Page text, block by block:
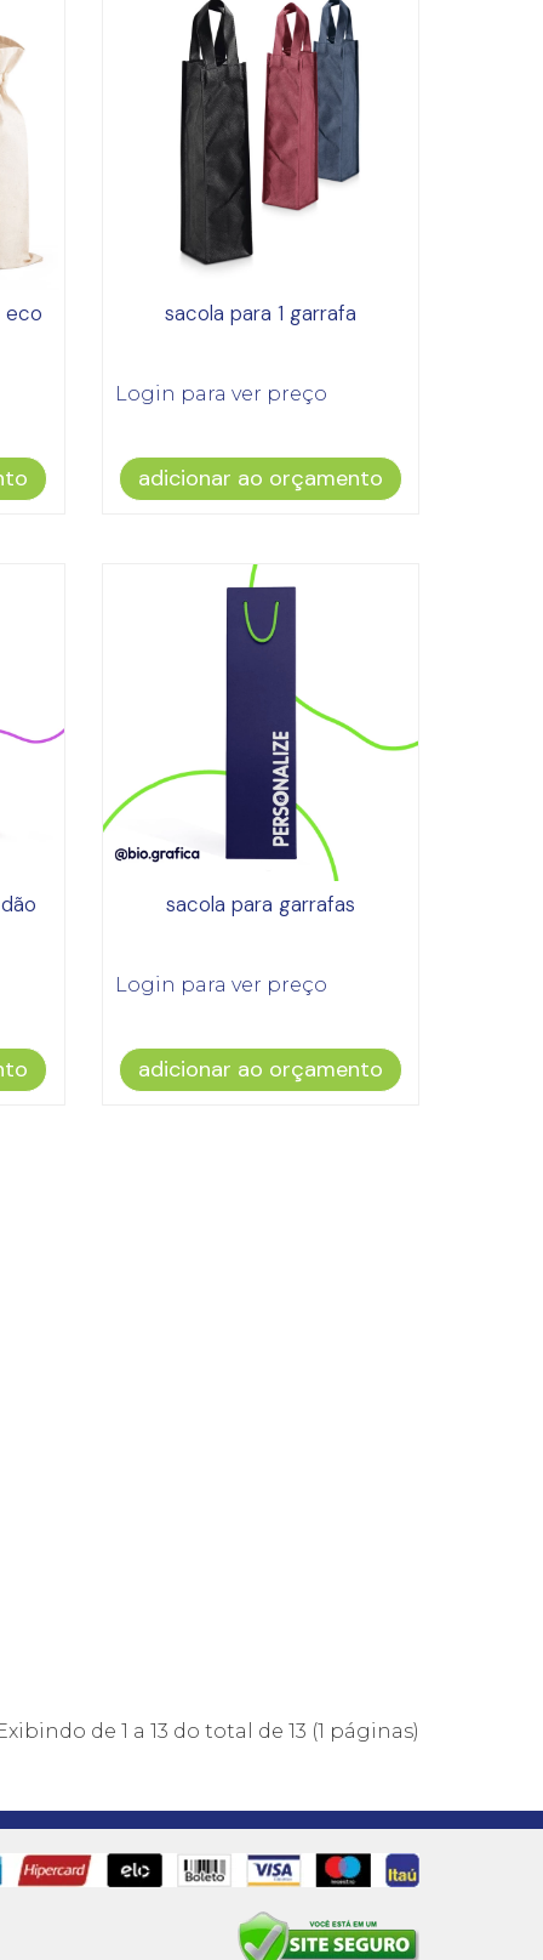
eco sacola para 1 garrafa
Login para ver preço
adicionar ao orçamento
sacola para garrafas
Login para ver preço
adicionar ao orçamento
de 1 a 13 do total de 13 (1 páginas)